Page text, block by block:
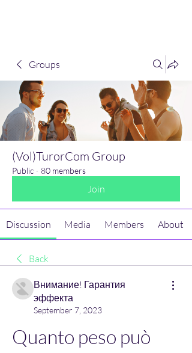
Groups
(Vol)TurorCom Group
Public · 80 members
Join
Discussion Media Members About
Back
Внимание! Гарантия
эффекта
September 7, 2023
Quanto peso può